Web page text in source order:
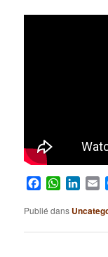
Facebook
Publié dans